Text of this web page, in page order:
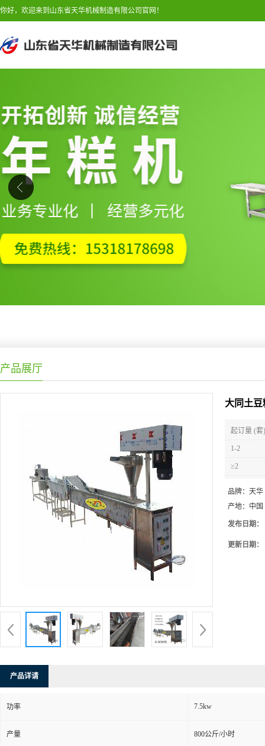
你好，欢迎来到山东省天华机械制造有限公司官网！
产品展厅
大同土
起订量 (套)
1-2
≥2
品牌： 天华
产地： 中国
发布日期：
更新日期：
产品详请
功率 7.5kw
产量 800公斤/小时